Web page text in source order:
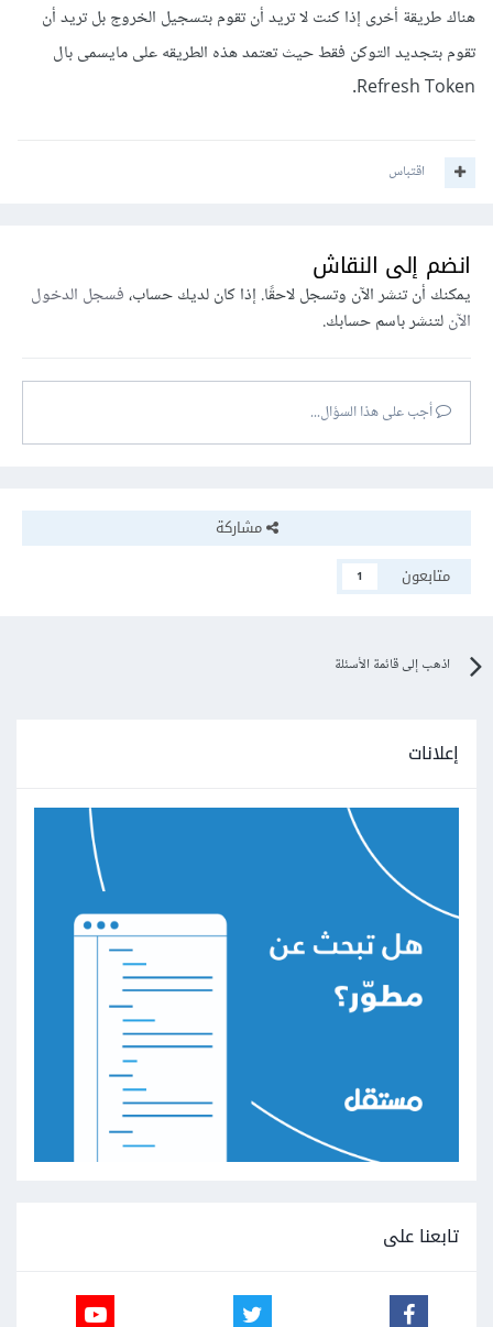
هناك طريقة أخرى إذا كنت لا تريد أن تقوم بتسجيل الخروج بل تريد أن
تقوم بتجديد التوكن فقط حيث تعتمد هذه الطريقه على مايسمى بال
Refresh Token.
اقتباس
انضم إلى النقاش
يمكنك أن تنشر الآن وتسجل لاحقًا. إذا كان لديك حساب،فسجل الدخول
الآنلتنشر باسم حسابك.
أجب على هذا السؤال...
مشاركة
متابعون
1
اذهب إلى قائمة الأسئلة
إعلانات
تابعنا على